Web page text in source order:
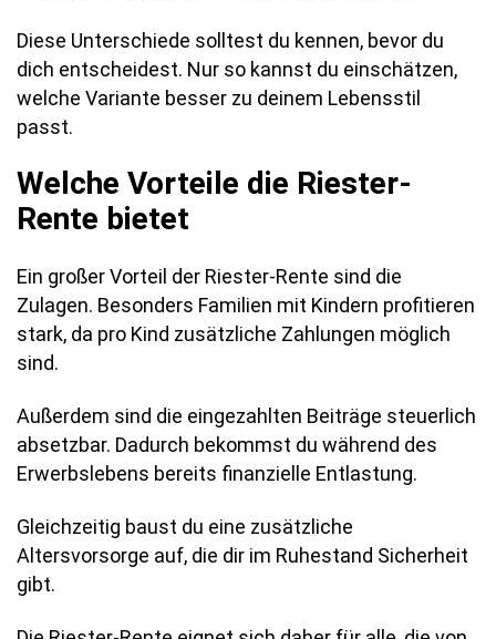
Diese Unterschiede solltest du kennen, bevor du
dich entscheidest. Nur so kannst du einschätzen,
welche Variante besser zu deinem Lebensstil
passt.
Welche Vorteile die Riester-
Rente bietet
Ein großer Vorteil der Riester-Rente sind die
Zulagen. Besonders Familien mit Kindern profitieren
stark, da pro Kind zusätzliche Zahlungen möglich
sind.
Außerdem sind die eingezahlten Beiträge steuerlich
absetzbar. Dadurch bekommst du während des
Erwerbslebens bereits finanzielle Entlastung.
Gleichzeitig baust du eine zusätzliche
Altersvorsorge auf, die dir im Ruhestand Sicherheit
gibt.